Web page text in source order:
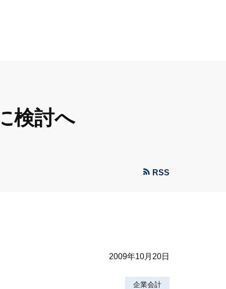
検討へ
RSS
2009年10月20日
企業会計